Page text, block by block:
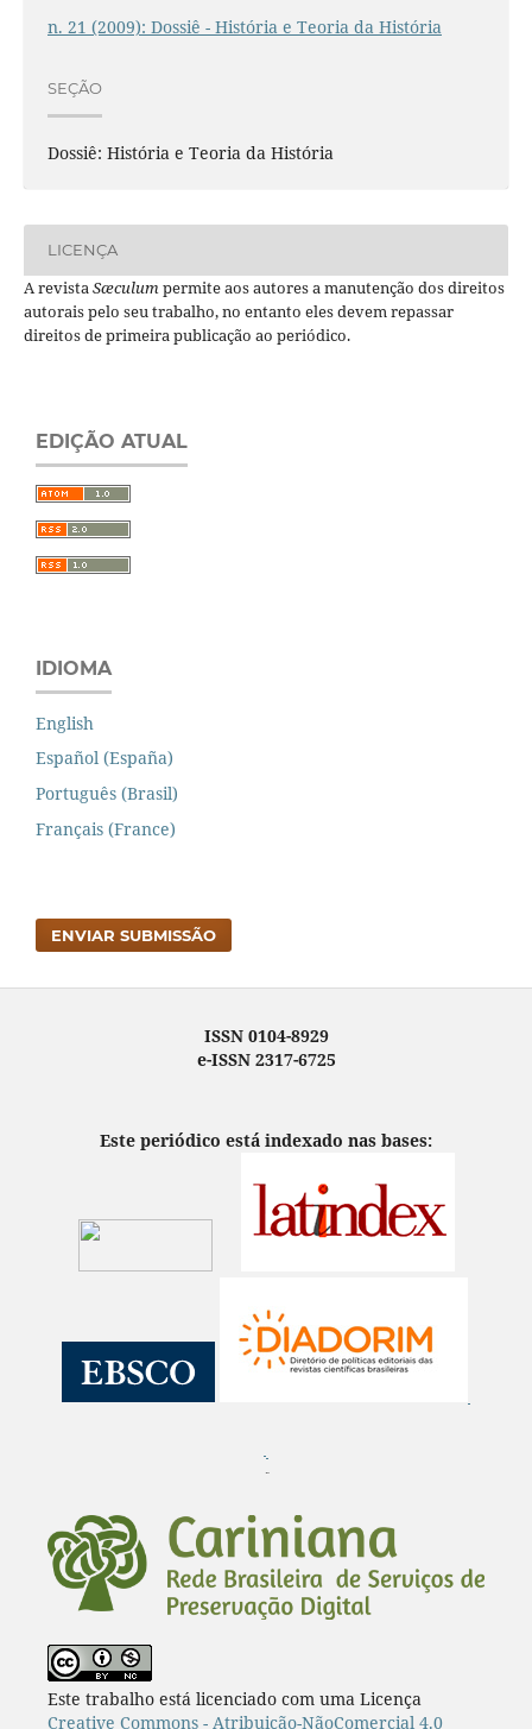
n. 21 (2009): Dossiê - História e Teoria da História
SEÇÃO
Dossiê: História e Teoria da História
LICENÇA
A revistaSæculumpermite aos autores a manutenção dos direitos
autorais pelo seu trabalho, no entanto eles devem repassar
direitos de primeira publicação ao periódico.
EDIÇÃO ATUAL
IDIOMA
English
Español (España)
Português (Brasil)
Français (France)
ENVIAR SUBMISSÃO
ISSN 0104-8929
e-ISSN 2317-6725
Este periódico está indexado nas bases:
¨
Este trabalho está licenciado com uma Licença
Creative Commons - Atribuição-NãoComercial 4.0